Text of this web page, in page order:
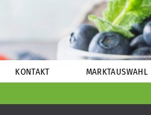
KONTAKT MARKTAUSWAHL